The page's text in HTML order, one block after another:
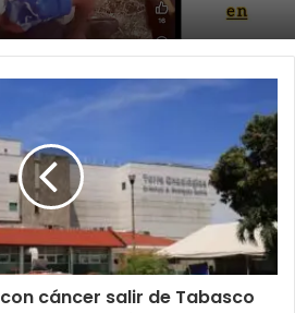
cáncer salir de Tabasco